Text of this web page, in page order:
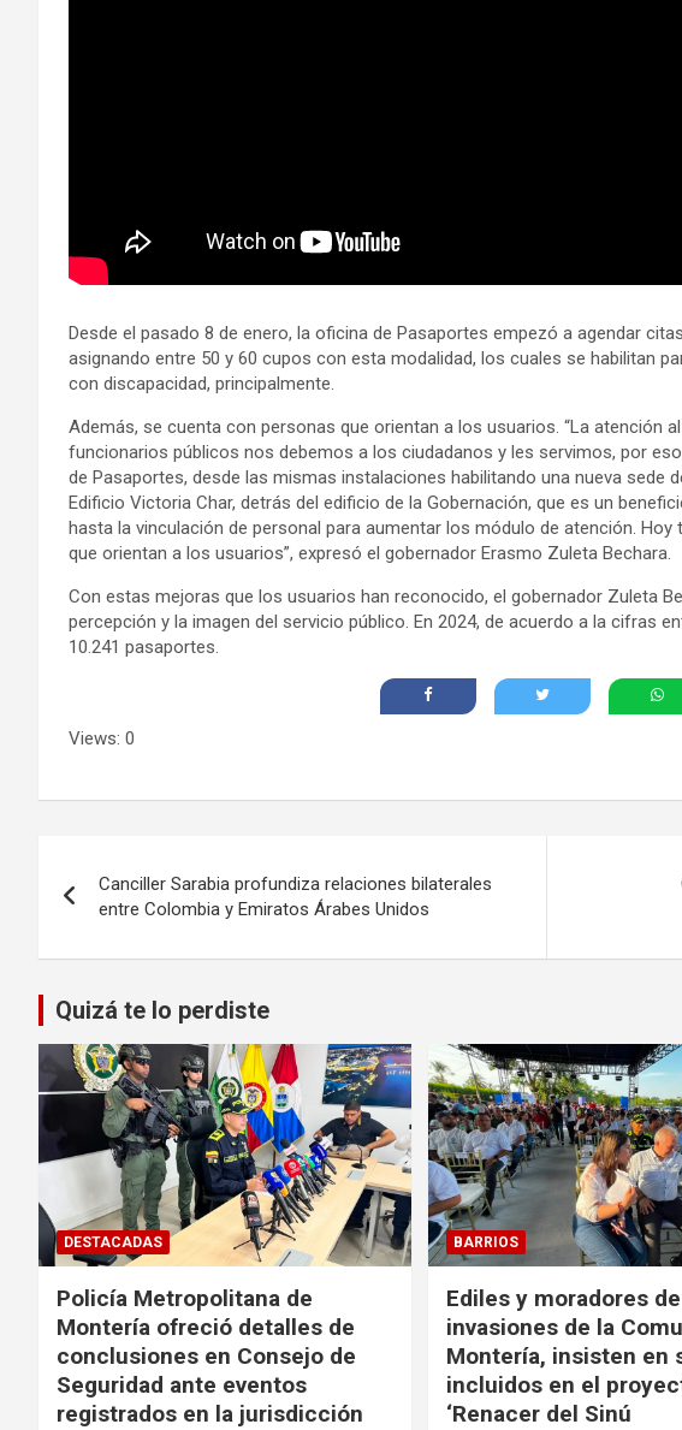
Desde el pasado 8 de enero, la oficina de Pasaportes empezó a agendar
asignando entre 50 y 60 cupos con esta modalidad, los cuales se habilitan
con discapacidad, principalmente.
Además, se cuenta con personas que orientan a los usuarios. “La atención
funcionarios públicos nos debemos a los ciudadanos y les servimos, por
de Pasaportes, desde las mismas instalaciones habilitando una nueva sede
Edificio Victoria Char, detrás del edificio de la Gobernación, que es un
hasta la vinculación de personal para aumentar los módulo de atención.
que orientan a los usuarios”, expresó el gobernador Erasmo Zuleta Bechara.
Con estas mejoras que los usuarios han reconocido, el gobernador Zuleta
percepción y la imagen del servicio público. En 2024, de acuerdo a la cifras
10.241 pasaportes.
Views: 0
de
entradas
Canciller Sarabia profundiza relaciones bilaterales
entre Colombia y Emiratos Árabes Unidos
Quizá te lo perdiste
DESTACADAS
Policía Metropolitana de
Montería ofreció detalles de
conclusiones en Consejo de
Seguridad ante eventos
registrados en la jurisdicción
BARRIOS
Ediles y moradores de
invasiones de la
Montería, insisten en
incluidos en el
‘Renacer del Sinú